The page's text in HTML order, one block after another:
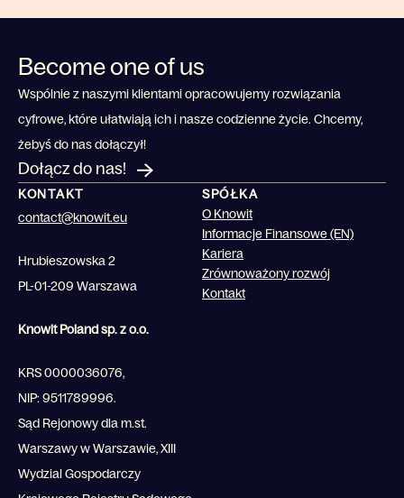
Become one of us
Wspólnie z naszymi klientami opracowujemy rozwiązania
cyfrowe, które ułatwiają ich i nasze codzienne życie. Chcemy,
żebyś do nas dołączył!
Dołącz do nas!
KONTAKT
contact@knowit.eu
Hrubieszowska 2
PL-01-209 Warszawa
Knowit Poland sp. z o.o.
KRS 0000036076,
NIP: 9511789996.
Sąd Rejonowy dla m.st.
Warszawy w Warszawie, XIII
Wydzial Gospodarczy
SPÓŁKA
O Knowit
Informacje Finansowe (EN)
Kariera
Zrównoważony rozwój
Kontakt